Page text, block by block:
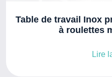
Table de travail Inox
à roulettes
Lire